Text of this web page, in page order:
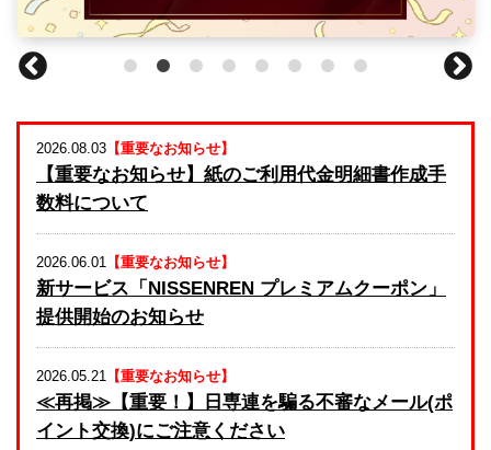
2026.08.03 【重要なお知らせ】
【重要なお知らせ】紙のご利用代金明細書作成手
数料について
2026.06.01 【重要なお知らせ】
新サービス「NISSENREN プレミアムクーポン」
提供開始のお知らせ
2026.05.21 【重要なお知らせ】
≪再掲≫【重要！】日専連を騙る不審なメール(ポ
イント交換)にご注意ください